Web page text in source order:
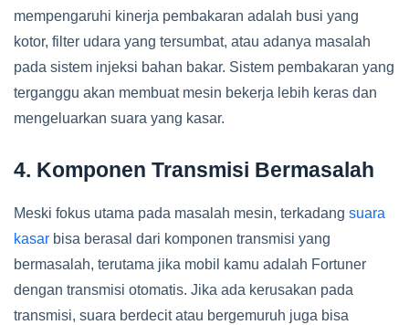
mempengaruhi kinerja pembakaran adalah busi yang
kotor, filter udara yang tersumbat, atau adanya masalah
pada sistem injeksi bahan bakar. Sistem pembakaran yang
terganggu akan membuat mesin bekerja lebih keras dan
mengeluarkan suara yang kasar.
4. Komponen Transmisi Bermasalah
Meski fokus utama pada masalah mesin, terkadang suara
kasar bisa berasal dari komponen transmisi yang
bermasalah, terutama jika mobil kamu adalah Fortuner
dengan transmisi otomatis. Jika ada kerusakan pada
transmisi, suara berdecit atau bergemuruh juga bisa